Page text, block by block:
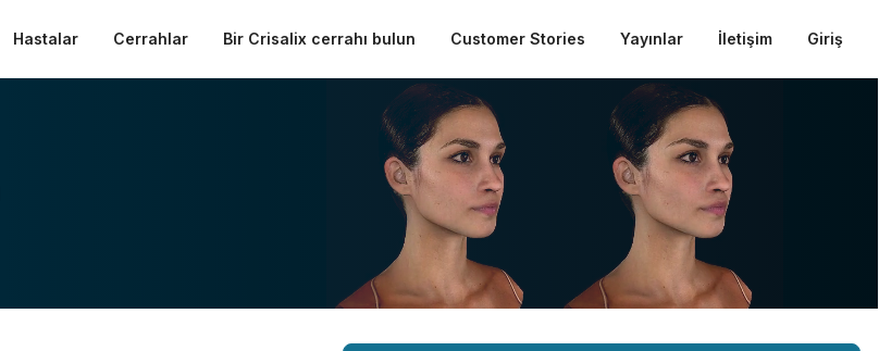
Hastalar Cerrahlar Bir Crisalix cerrahı bulun Customer Stories Yayınlar İletişim Giriş